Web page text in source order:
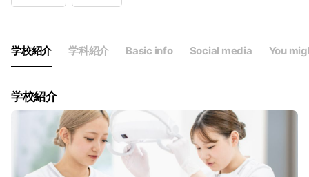
学校紹介 学科紹介 Basic info Social media You
学校紹介